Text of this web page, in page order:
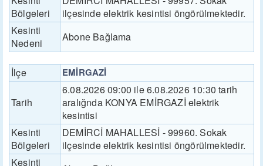
Bölgeleri
ilçesinde elektrik kesintisi öngörülmektedir.
Kesinti
Nedeni
Abone Bağlama
İlçe EMİRGAZİ
Tarih
6.08.2026 09:00 ile 6.08.2026 10:30 tarih
aralığnda KONYA EMİRGAZİ elektrik
kesintisi
Kesinti
Bölgeleri
DEMİRCİ MAHALLESİ - 99960. Sokak
ilçesinde elektrik kesintisi öngörülmektedir.
Kesinti